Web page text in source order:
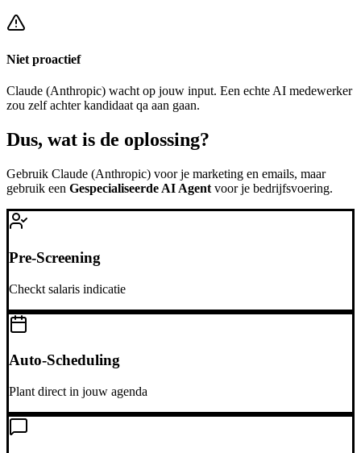
Niet proactief
Claude (Anthropic) wacht op jouw input. Een echte AI medewerker
zou zelf achterkandidaat qa aan gaan.
Dus, wat is de oplossing?
Gebruik Claude (Anthropic) voor je marketing en emails, maar
gebruik een Gespecialiseerde AI Agent voor je bedrijfsvoering.
Pre-Screening
Checkt salaris indicatie
Auto-Scheduling
Plant direct in jouw agenda